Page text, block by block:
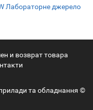
Лабораторне джерело
и возврат товара
та обладнання ©